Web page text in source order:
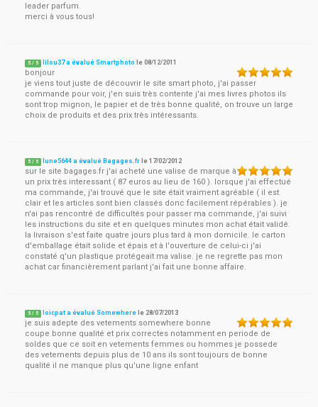
leader parfum.
merci à vous tous!
5 / 5 lilou37 a évalué Smartphoto le08/12/2011
bonjour
je viens tout juste de découvrir le site smart photo, j'ai passer
commande pour voir, j'en suis très contente j'ai mes livres photos ils
sont trop mignon, le papier et de très bonne qualité, on trouve un large
choix de produits et des prix très intéressants.
5 / 5 lune5644 a évalué Bagages.fr le17/02/2012
sur le site bagages.fr j'ai acheté une valise de marque à
un prix très interessant ( 87 euros au lieu de 160 ). lorsque j'ai effectué
ma commande, j'ai trouvé que le site était vraiment agréable ( il est
clair et les articles sont bien classés donc facilement répérables ). je
n'ai pas rencontré de difficultés pour passer ma commande, j'ai suivi
les instructions du site et en quelques minutes mon achat était validé.
la livraison s'est faite quatre jours plus tard à mon domicile. le carton
d'emballage était solide et épais et à l'ouverture de celui-ci j'ai
constaté q'un plastique protégeait ma valise. je ne regrette pas mon
achat car financièrement parlant j'ai fait une bonne affaire.
5 / 5 loicpat a évalué Somewhere le 28/07/2013
je suis adepte des vetements somewhere bonne
coupe bonne qualité et prix correctes notamment en periode de
soldes que ce soit en vetements femmes ou hommes je possede
des vetements depuis plus de 10 ans ils sont toujours de bonne
qualité il ne manque plus qu'une ligne enfant